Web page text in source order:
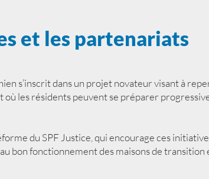
et les partenariats
s’inscrit dans un projet novateur visant à
les résidents peuvent se préparer
du SPF Justice, qui encourage ces
bon fonctionnement des maisons de transition